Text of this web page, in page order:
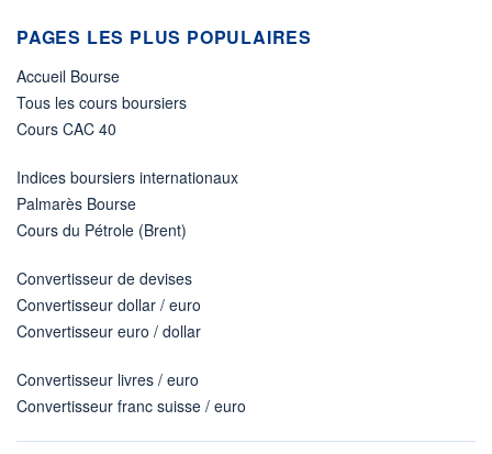
PAGES LES PLUS POPULAIRES
Accueil Bourse
Tous les cours boursiers
Cours CAC 40
Indices boursiers internationaux
Palmarès Bourse
Cours du Pétrole (Brent)
Convertisseur de devises
Convertisseur dollar / euro
Convertisseur euro / dollar
Convertisseur livres / euro
Convertisseur franc suisse / euro